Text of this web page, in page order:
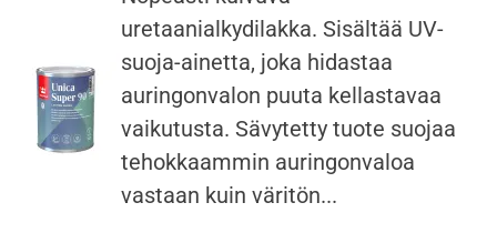
uretaanialkydilakka. Sisältää UV-
suoja-ainetta, joka hidastaa
auringonvalon puuta kellastavaa
vaikutusta. Sävytetty tuote suojaa
tehokkaammin auringonvaloa
vastaan kuin väritön...